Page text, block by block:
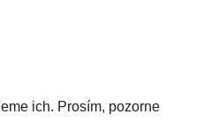
ich. Prosím, pozorne